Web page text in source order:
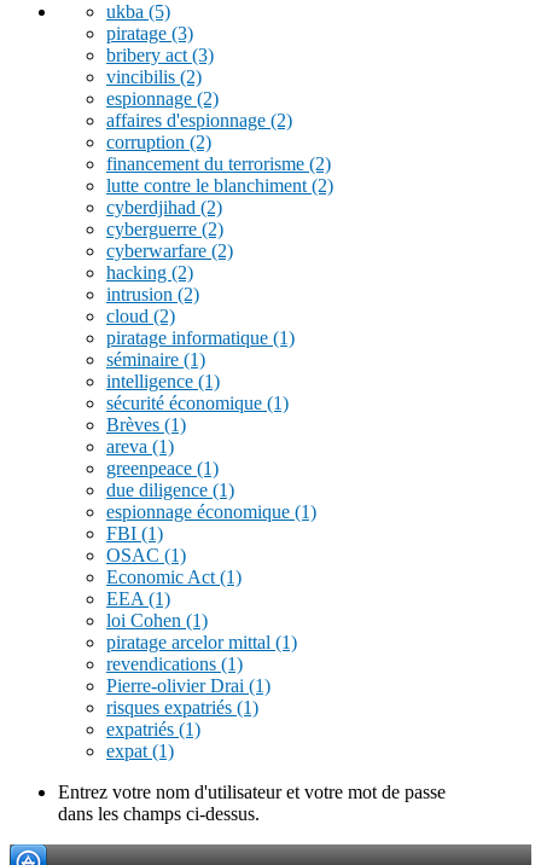
ukba (5)
piratage (3)
bribery act (3)
vincibilis (2)
espionnage (2)
affaires d'espionnage (2)
corruption (2)
financement du terrorisme (2)
lutte contre le blanchiment (2)
cyberdjihad (2)
cyberguerre (2)
cyberwarfare (2)
hacking (2)
intrusion (2)
cloud (2)
piratage informatique (1)
séminaire (1)
intelligence (1)
sécurité économique (1)
Brèves (1)
areva (1)
greenpeace (1)
due diligence (1)
espionnage économique (1)
FBI (1)
OSAC (1)
Economic Act (1)
EEA (1)
loi Cohen (1)
piratage arcelor mittal (1)
revendications (1)
Pierre-olivier Drai (1)
risques expatriés (1)
expatriés (1)
expat (1)
Entrez votre nom d'utilisateur et votre mot de passe
dans les champs ci-dessus.